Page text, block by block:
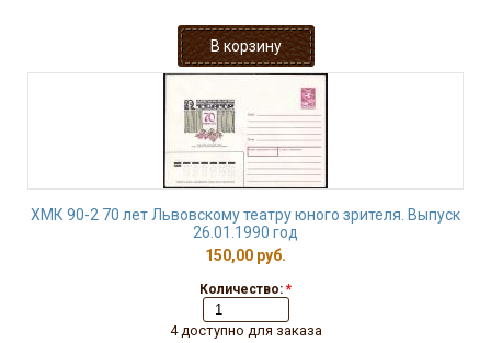
ХМК 90-2 70 лет Львовскому театру юного зрителя. Выпуск
26.01.1990 год
150,00 руб.
Количество: *
4 доступно для заказа